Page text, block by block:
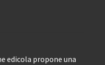
edicola propone una